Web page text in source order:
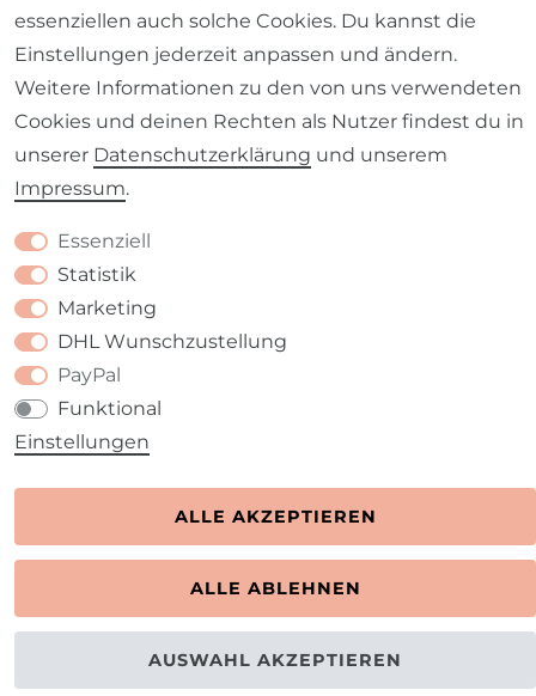
Barrierefreiheitserklärung Widerrufs­recht
VERTRAG WIDERRUFEN
essenziellen auch solche Cookies. Du kannst die
Einstellungen jederzeit anpassen und ändern.
Weitere Informationen zu den von uns verwendeten
Cookies und deinen Rechten als Nutzer findest du in
unserer Daten­schutz­erklärung und unserem
Impressum.
Essenziell
Statistik
Marketing
DHL Wunschzustellung
PayPal
Funktional
Einstellungen
ALLE AKZEPTIEREN
ALLE ABLEHNEN
AUSWAHL AKZEPTIEREN